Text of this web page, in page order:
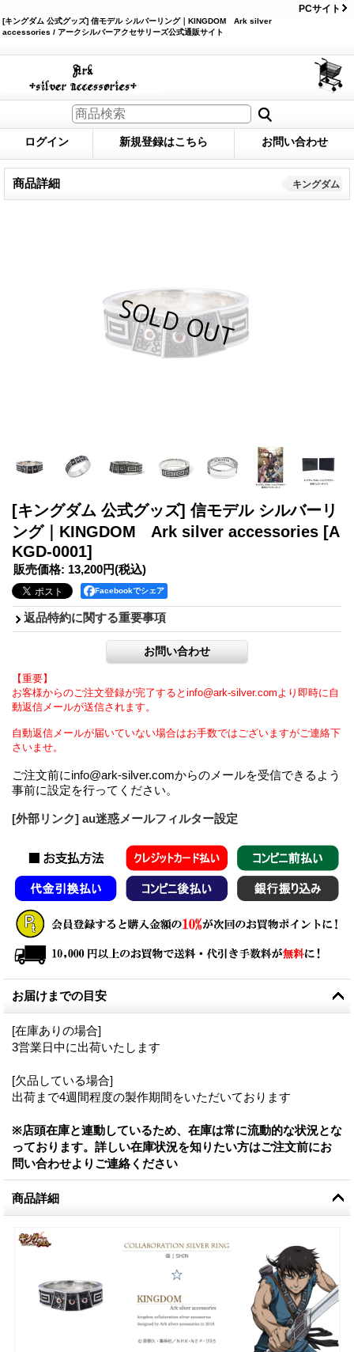
[キングダム 公式グッズ] 信モデル シルバーリング｜KINGDOM Ark silver
accessories / アークシルバーアクセサリーズ公式通販サイト
PCサイト
ログイン 新規登録はこちら お問い合わせ
商品詳細 キングダム
[キングダム 公式グッズ] 信モデル シルバーリ
ング｜KINGDOM Ark silver accessories [A
KGD-0001]
販売価格: 13,200円(税込)
Facebookでシェア
返品特約に関する重要事項
【重要】
お客様からのご注文登録が完了するとinfo@ark-silver.comより即時に自
動返信メールが送信されます。
自動返信メールが届いていない場合はお手数ではございますがご連絡下
さいませ。
ご注文前にinfo@ark-silver.comからのメールを受信できるよう
事前に設定を行ってください。
[外部リンク] au迷惑メールフィルター設定
お届けまでの目安
[在庫ありの場合]
3営業日中に出荷いたします
[欠品している場合]
出荷まで4週間程度の製作期間をいただいております
※店頭在庫と連動しているため、在庫は常に流動的な状況とな
っております。詳しい在庫状況を知りたい方はご注文前にお
問い合わせよりご連絡ください
商品詳細